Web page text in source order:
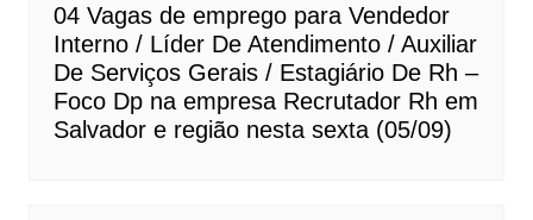
04 Vagas de emprego para Vendedor
Interno / Líder De Atendimento / Auxiliar
De Serviços Gerais / Estagiário De Rh –
Foco Dp na empresa Recrutador Rh em
Salvador e região nesta sexta (05/09)